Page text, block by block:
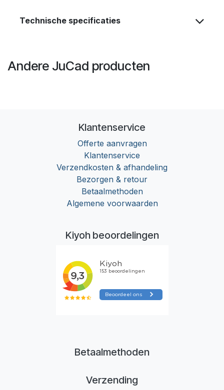
Technische specificaties
Andere JuCad producten
Klantenservice
Offerte aanvragen
Klantenservice
Verzendkosten & afhandeling
Bezorgen & retour
Betaalmethoden
Algemene voorwaarden
Kiyoh beoordelingen
Betaalmethoden
Verzending